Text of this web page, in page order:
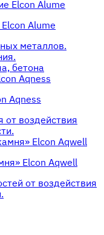
Alume
металлов.
бетона
Aqness
воздействия
Elcon Aqwell
от воздействия